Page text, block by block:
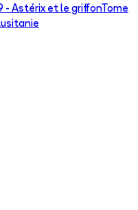
- Astérix et le griffonTome